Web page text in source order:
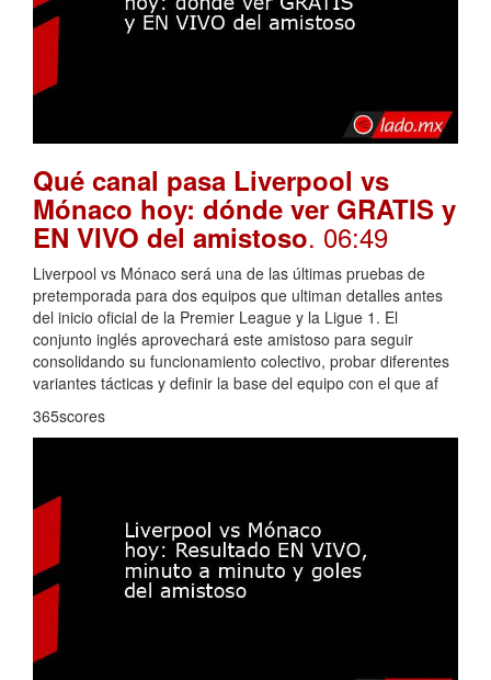
Qué canal pasa Liverpool vs
Mónaco hoy: dónde ver GRATIS y
EN VIVO del amistoso. 06:49
Liverpool vs Mónaco será una de las últimas pruebas de
pretemporada para dos equipos que ultiman detalles antes
del inicio oficial de la Premier League y la Ligue 1. El
conjunto inglés aprovechará este amistoso para seguir
consolidando su funcionamiento colectivo, probar diferentes
variantes tácticas y definir la base del equipo con el que af
365scores